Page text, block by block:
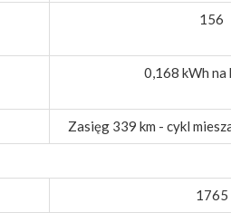
156
0,168 kWh
Zasięg 339 km - cykl
1765